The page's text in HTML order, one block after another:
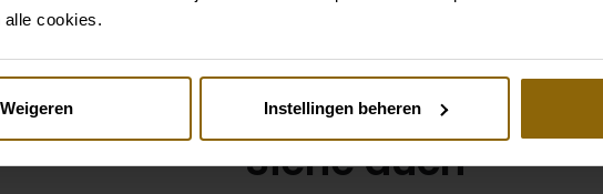
alle cookies.
Weigeren Instellingen beheren
Zu den Accessoires
Siehe auch